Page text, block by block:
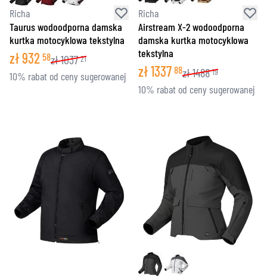
Richa
Taurus wodoodporna damska
kurtka motocyklowa tekstylna
zł932 58zł1037 21
10% rabat od ceny sugerowanej
Richa
Airstream X-2 wodoodporna
damska kurtka motocyklowa
tekstylna
zł1337 88zł1488 19
10% rabat od ceny sugerowanej